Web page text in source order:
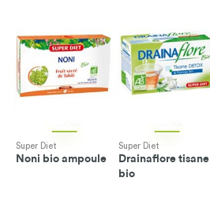
Super Diet
Noni bio ampoule
Super Diet
Drainaflore tisane
bio